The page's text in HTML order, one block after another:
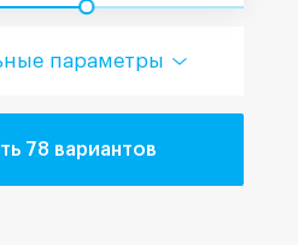
параметры
78 вариантов